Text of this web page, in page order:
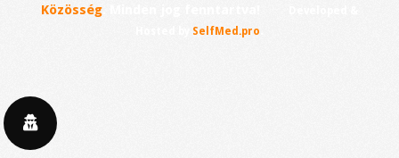
Közösség
SelfMed.pro